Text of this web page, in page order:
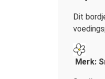
Dit
Merk: